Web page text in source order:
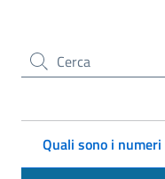
Cerca nel sito
Quali sono i